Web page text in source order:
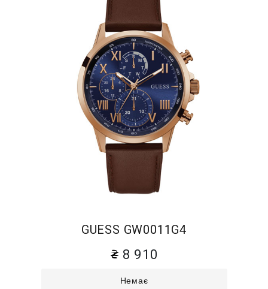
GUESS GW0011G4
8 910
Немає